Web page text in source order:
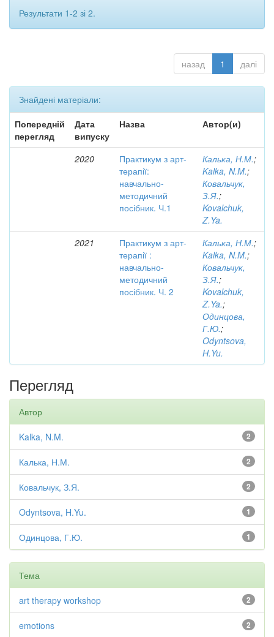
Результати 1-2 зі 2.
назад 1 далі
Знайдені матеріали:
Попередній
перегляд
Дата
випуску
Назва Автор(и)
2020
Практикум з арт-
терапії:
навчально-
методичний
посібник. Ч.1
Калька, Н.М.;
Kalka, N.M.;
Ковальчук,
З.Я.;
Kovalchuk,
Z.Ya.
2021
Практикум з арт-
терапії :
навчально-
методичний
посібник. Ч. 2
Калька, Н.М.;
Kalka, N.M.;
Ковальчук,
З.Я.;
Kovalchuk,
Z.Ya.;
Одинцова,
Г.Ю.;
Odyntsova,
H.Yu.
Перегляд
Автор
2
Kalka, N.M.
2
Калька, Н.М.
2
Ковальчук, З.Я.
1
Odyntsova, H.Yu.
1
Одинцова, Г.Ю.
Тема
2
art therapy workshop
2
emotions